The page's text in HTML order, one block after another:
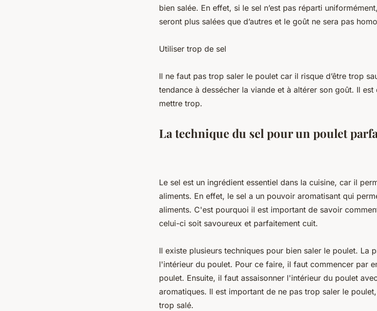
bien salée. En effet, si le sel n’est pas réparti
seront plus salées que d’autres et le goût ne sera pas
Utiliser trop de sel
Il ne faut pas trop saler le poulet car il risque d’être trop
tendance à dessécher la viande et à altérer son goût. Il
mettre trop.
La technique du sel pour un poulet
Le sel est un ingrédient essentiel dans la cuisine, car il
aliments. En effet, le sel a un pouvoir aromatisant qui
aliments. C'est pourquoi il est important de savoir
celui-ci soit savoureux et parfaitement cuit.
Il existe plusieurs techniques pour bien saler le poulet. La
l'intérieur du poulet. Pour ce faire, il faut commencer par
poulet. Ensuite, il faut assaisonner l'intérieur du poulet
aromatiques. Il est important de ne pas trop saler le
trop salé.